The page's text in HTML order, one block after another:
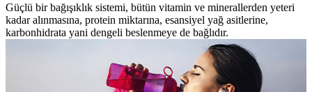
Güçlü bir bağışıklık sistemi, bütün vitamin ve minerallerden yeteri
kadar alınmasına, protein miktarına, esansiyel yağ asitlerine,
karbonhidrata yani dengeli beslenmeye de bağlıdır.